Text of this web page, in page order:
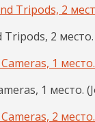
Tripods, 2
1 место.